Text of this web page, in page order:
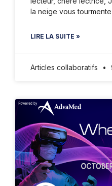
la neige vous
LIRE LA SUITE »
Articles collaboratifs